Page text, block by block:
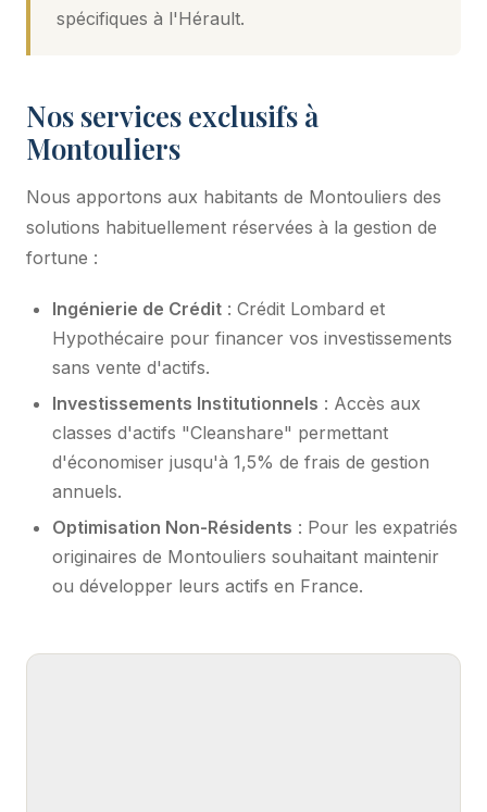
spécifiques à l'Hérault.
Nos services exclusifs à
Montouliers
Nous apportons aux habitants de Montouliers des
solutions habituellement réservées à la gestion de
fortune :
Ingénierie de Crédit : Crédit Lombard et
Hypothécaire pour financer vos investissements
sans vente d'actifs.
Investissements Institutionnels : Accès aux
classes d'actifs "Cleanshare" permettant
d'économiser jusqu'à 1,5% de frais de gestion
annuels.
Optimisation Non-Résidents : Pour les expatriés
originaires de Montouliers souhaitant maintenir
ou développer leurs actifs en France.